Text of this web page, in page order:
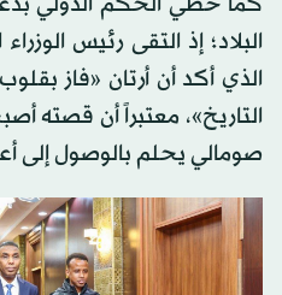
البلاد؛ إذ التقى رئيس
الذي أكد أن أرتان «فاز
التاريخ»، معتبراً أن قصته
صومالي يحلم بالوصول إلى